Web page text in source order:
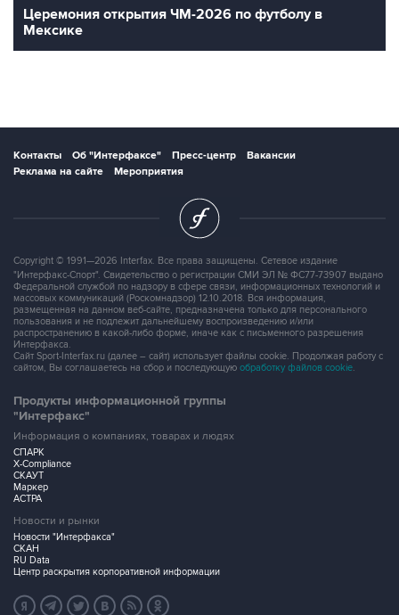
Церемония открытия ЧМ-2026 по футболу в
Мексике
Контакты Об "Интерфаксе" Пресс-центр
Вакансии
Реклама на сайте
Мероприятия
Copyright © 1991—2026 Interfax. Все права защищены. Сетевое издание
"Интерфакс-Спорт". Свидетельство о регистрации СМИ ЭЛ № ФС77-73907 выдано
Федеральной службой по надзору в сфере связи, информационных технологий и
массовых коммуникаций (Роскомнадзор) 12.10.2018. Вся информация,
размещенная на данном веб-сайте, предназначена только для персонального
пользования и не подлежит дальнейшему воспроизведению и/или
распространению в какой-либо форме, иначе как с письменного разрешения
Интерфакса.
Сайт Sport-Interfax.ru (далее – сайт) использует файлы cookie. Продолжая работу с
сайтом, Вы соглашаетесь на сбор и последующую обработку файлов cookie.
Продукты информационной группы
"Интерфакс"
Информация о компаниях, товарах и людях
СПАРК
X-Compliance
СКАУТ
Маркер
АСТРА
Новости и рынки
Новости "Интерфакса"
СКАН
RU Data
Центр раскрытия корпоративной информации